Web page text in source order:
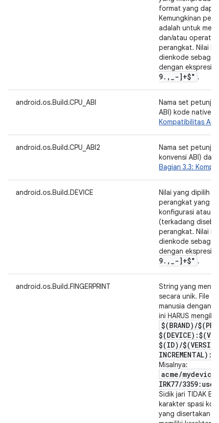
format yang
Kemungkinan
adalah untuk
dan/atau operator
perangkat. Nilai
dienkode sebagai
dengan ekspresi
9. , _-]+$" .
android.os.Build.CPU_ABI
Nama set
ABI) kode native.
Kompatibilitas API
android.os.Build.CPU_ABI2
Nama set
konvensi ABI)
Bagian 3.3:
android.os.Build.DEVICE
Nilai yang dipilih
perangkat yang
konfigurasi atau
(terkadang
perangkat. Nilai
dienkode sebagai
dengan ekspresi
9. , _-]+$" .
android.os.Build.FINGERPRINT
String yang
secara unik. File
manusia dengan
ini HARUS
$(BRAND) /
$(ID) /$(VERSION
Misalnya:
acme/mydevice
IRK77/
Sidik jari TIDAK
karakter spasi
yang disertakan